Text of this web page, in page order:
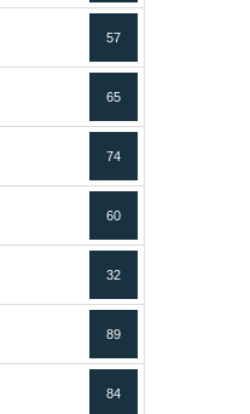
57
65
74
60
32
89
84